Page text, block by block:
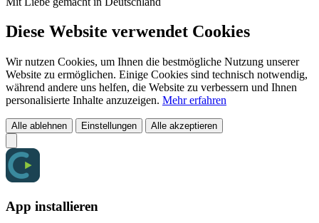
Diese Website verwendet Cookies
Wir nutzen Cookies, um Ihnen die bestmögliche Nutzung unserer
Website zu ermöglichen. Einige Cookies sind technisch notwendig,
während andere uns helfen, die Website zu verbessern und Ihnen
personalisierte Inhalte anzuzeigen. Mehr erfahren
Alle ablehnen Einstellungen Alle akzeptieren
App installieren